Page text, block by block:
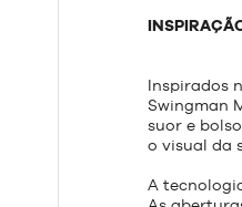
Inspirados
Swingman
suor e
o visual da
A